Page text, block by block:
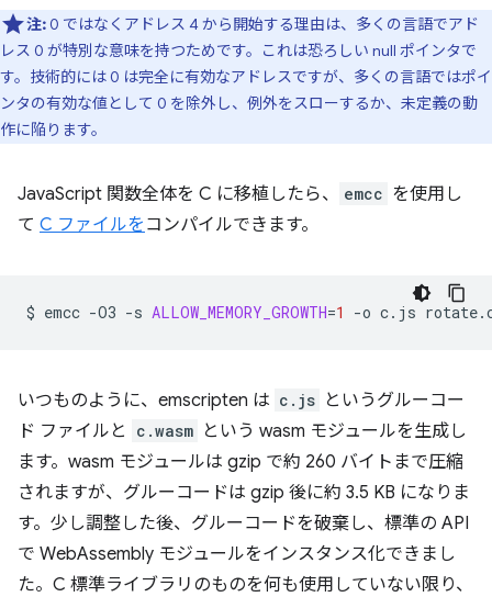
注: 0 ではなくアドレス 4 から開始する理由は、多くの言語でアド
レス 0 が特別な意味を持つためです。これは恐ろしい null ポインタで
す。技術的には 0 は完全に有効なアドレスですが、多くの言語ではポイ
ンタの有効な値として 0 を除外し、例外をスローするか、未定義の動
作に陥ります。
JavaScript 関数全体を C に移植したら、 emcc を使用し
て C ファイルを コンパイルできます。
$ emcc -O3 -s ALLOW_MEMORY_GROWTH=1 -o c.js
いつものように、emscripten は c.js というグルーコー
ド ファイルと
c.wasm という wasm モジュールを生成し
ます。wasm モジュールは gzip で約 260 バイトまで圧縮
されますが、グルーコードは gzip 後に約 3.5 KB になりま
す。少し調整した後、グルーコードを破棄し、標準の API
で WebAssembly モジュールをインスタンス化できまし
た。C 標準ライブラリのものを何も使用していない限り、